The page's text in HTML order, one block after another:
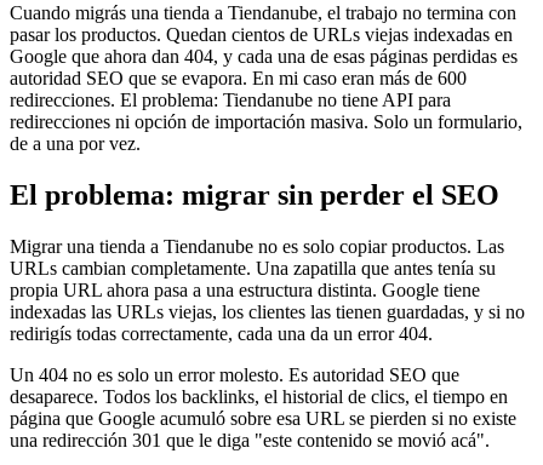
Cuando migrás una tienda a Tiendanube, el trabajo no termina con
pasar los productos. Quedan cientos de URLs viejas indexadas en
Google que ahora dan 404, y cada una de esas páginas perdidas es
autoridad SEO que se evapora. En mi caso eran más de 600
redirecciones. El problema: Tiendanube no tiene API para
redirecciones ni opción de importación masiva. Solo un formulario,
de a una por vez.
El problema: migrar sin perder el SEO
Migrar una tienda a Tiendanube no es solo copiar productos. Las
URLs cambian completamente. Una zapatilla que antes tenía su
propia URL ahora pasa a una estructura distinta. Google tiene
indexadas las URLs viejas, los clientes las tienen guardadas, y si no
redirigís todas correctamente, cada una da un error 404.
Un 404 no es solo un error molesto. Es autoridad SEO que
desaparece. Todos los backlinks, el historial de clics, el tiempo en
página que Google acumuló sobre esa URL se pierden si no existe
una redirección 301 que le diga "este contenido se movió acá".